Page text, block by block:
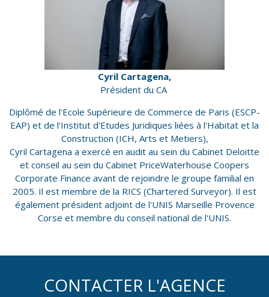
Cyril Cartagena,
Président du CA
Diplômé de l'Ecole Supérieure de Commerce de Paris (ESCP-
EAP) et de l'Institut d'Etudes Juridiques liées à l'Habitat et la
Construction (ICH, Arts et Metiers),
Cyril Cartagena a exercé en audit au sein du Cabinet Deloitte
et conseil au sein du Cabinet PriceWaterhouse Coopers
Corporate Finance avant de rejoindre le groupe familial en
2005. Il est membre de la RICS (Chartered Surveyor). Il est
également président adjoint de l'UNIS Marseille Provence
Corse et membre du conseil national de l'UNIS.
CONTACTER L'AGENCE
RECHERCHER